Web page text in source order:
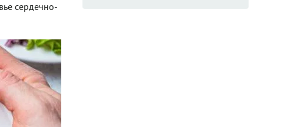
сердечно-